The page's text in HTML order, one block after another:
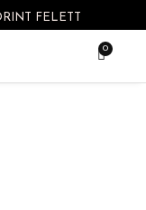
FELETT
0
Kosár